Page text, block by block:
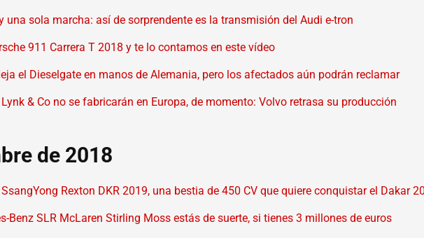
una sola marcha: así de sorprendente es la transmisión del Audi e-tron
911 Carrera T 2018 y te lo contamos en este vídeo
el Dieselgate en manos de Alemania, pero los afectados aún podrán reclamar
& Co no se fabricarán en Europa, de momento: Volvo retrasa su producción
de 2018
Rexton DKR 2019, una bestia de 450 CV que quiere conquistar el Dakar
Benz SLR McLaren Stirling Moss estás de suerte, si tienes 3 millones de euros